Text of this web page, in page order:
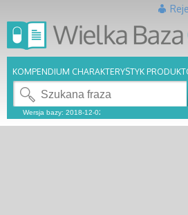
KOMPENDIUM CHARAKTERYSTYK